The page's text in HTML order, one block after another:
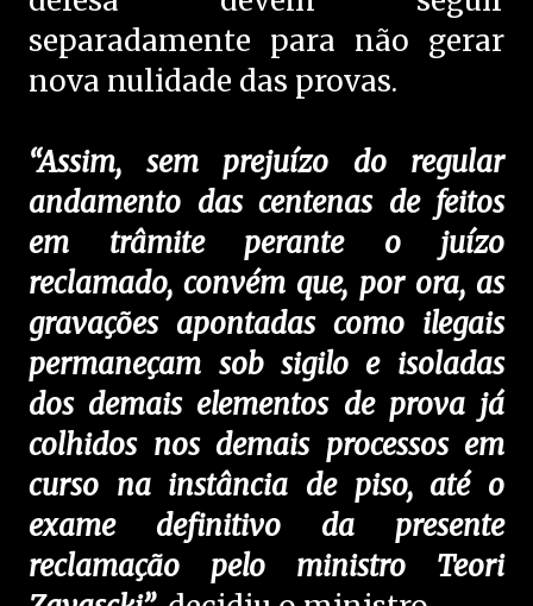
separadamente para não gerar
nova nulidade das provas.
“Assim, sem prejuízo do regular
andamento das centenas de feitos
em trâmite perante o juízo
reclamado, convém que, por ora, as
gravações apontadas como ilegais
permaneçam sob sigilo e isoladas
dos demais elementos de prova já
colhidos nos demais processos em
curso na instância de piso, até o
exame definitivo da presente
reclamação pelo ministro Teori